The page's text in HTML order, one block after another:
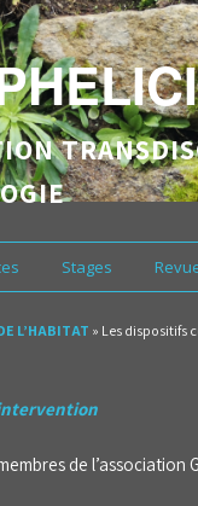
Stages
L’HABITAT » Les dispositifs
de l’association